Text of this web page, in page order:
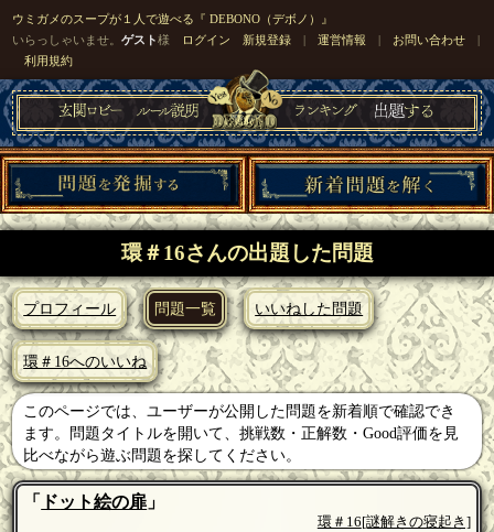
ウミガメのスープが１人で遊べる『 DEBONO（デボノ）』
いらっしゃいませ。ゲスト様 ログイン 新規登録 |運営情報 | お問い合わせ |
利用規約
環＃16さんの出題した問題
プロフィール 問題一覧 いいねした問題
環＃16へのいいね
このページでは、ユーザーが公開した問題を新着順で確認でき
ます。問題タイトルを開いて、挑戦数・正解数・Good評価を見
比べながら遊ぶ問題を探してください。
「 ドット絵の扉 」
環＃16 [謎解きの寝起き]